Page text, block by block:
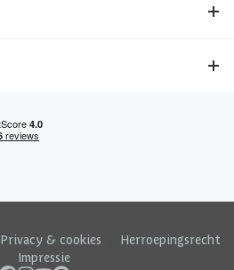
Privacy & cookies
Herroepingsrecht
Impressie